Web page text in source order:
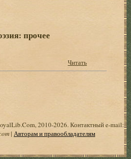
прочее
Читать
2010-2026. Контактный e-mail:
| Авторам и правообладателям